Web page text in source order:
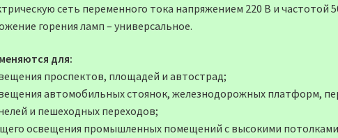
сеть переменного тока напряжением 220 В и частотой
горения ламп – универсальное.
для:
проспектов, площадей и автострад;
автомобильных стоянок, железнодорожных платформ,
и пешеходных переходов;
освещения промышленных помещений с высокими